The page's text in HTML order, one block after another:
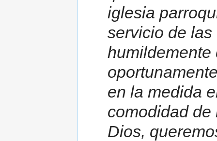
iglesia
servicio de
humildemente
en la medida
comodidad
Dios,